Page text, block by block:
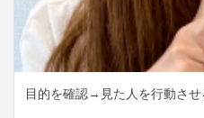
目的を確認→見た人を行動さ